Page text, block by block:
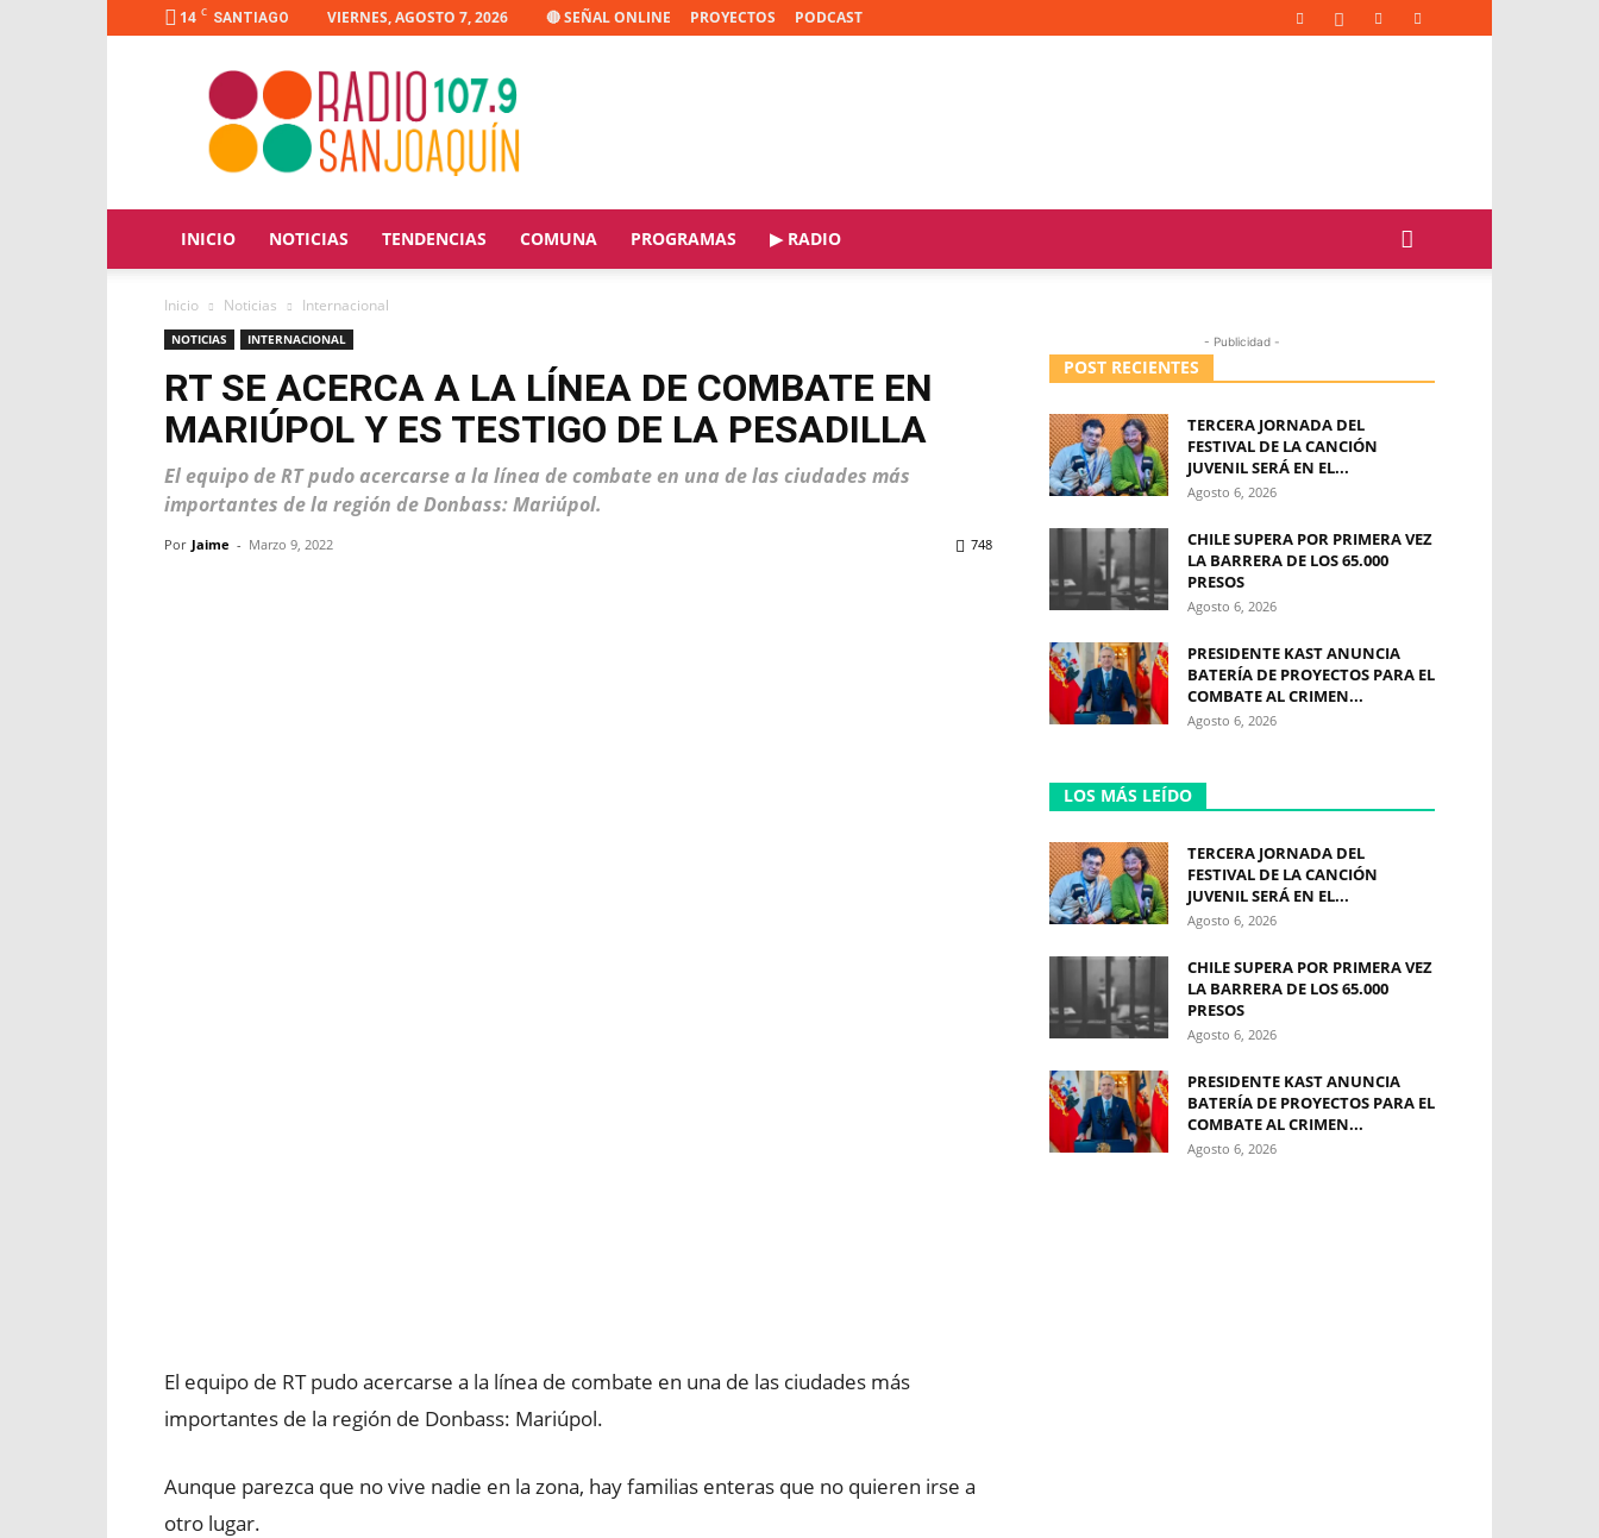
14 C SANTIAGO VIERNES, AGOSTO 7, 2026 🔴 SEÑAL ONLINE PROYECTOS PODCAST
Radio
Joaquín
INICIO NOTICIAS TENDENCIAS COMUNA PROGRAMAS ▶ RADIO
Inicio Noticias Internacional
NOTICIAS INTERNACIONAL
RT SE ACERCA A LA LÍNEA DE COMBATE EN
MARIÚPOL Y ES TESTIGO DE LA PESADILLA
El equipo de RT pudo acercarse a la línea de combate en una de las ciudades más
importantes de la región de Donbass: Mariúpol.
Por Jaime - Marzo 9, 2022 748
El equipo de RT pudo acercarse a la línea de combate en una de las ciudades más
importantes de la región de Donbass: Mariúpol.
Aunque parezca que no vive nadie en la zona, hay familias enteras que no quieren irse a
otro lugar.
- Publicidad -
POST RECIENTES
TERCERA JORNADA DEL
FESTIVAL DE LA CANCIÓN
JUVENIL SERÁ EN EL...
Agosto 6, 2026
CHILE SUPERA POR PRIMERA VEZ
LA BARRERA DE LOS 65.000
PRESOS
Agosto 6, 2026
PRESIDENTE KAST ANUNCIA
BATERÍA DE PROYECTOS PARA EL
COMBATE AL CRIMEN...
Agosto 6, 2026
LOS MÁS LEÍDO
TERCERA JORNADA DEL
FESTIVAL DE LA CANCIÓN
JUVENIL SERÁ EN EL...
Agosto 6, 2026
CHILE SUPERA POR PRIMERA VEZ
LA BARRERA DE LOS 65.000
PRESOS
Agosto 6, 2026
PRESIDENTE KAST ANUNCIA
BATERÍA DE PROYECTOS PARA EL
COMBATE AL CRIMEN...
Agosto 6, 2026